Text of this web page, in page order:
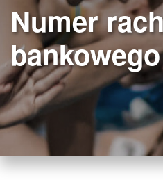
Numer
bankowego